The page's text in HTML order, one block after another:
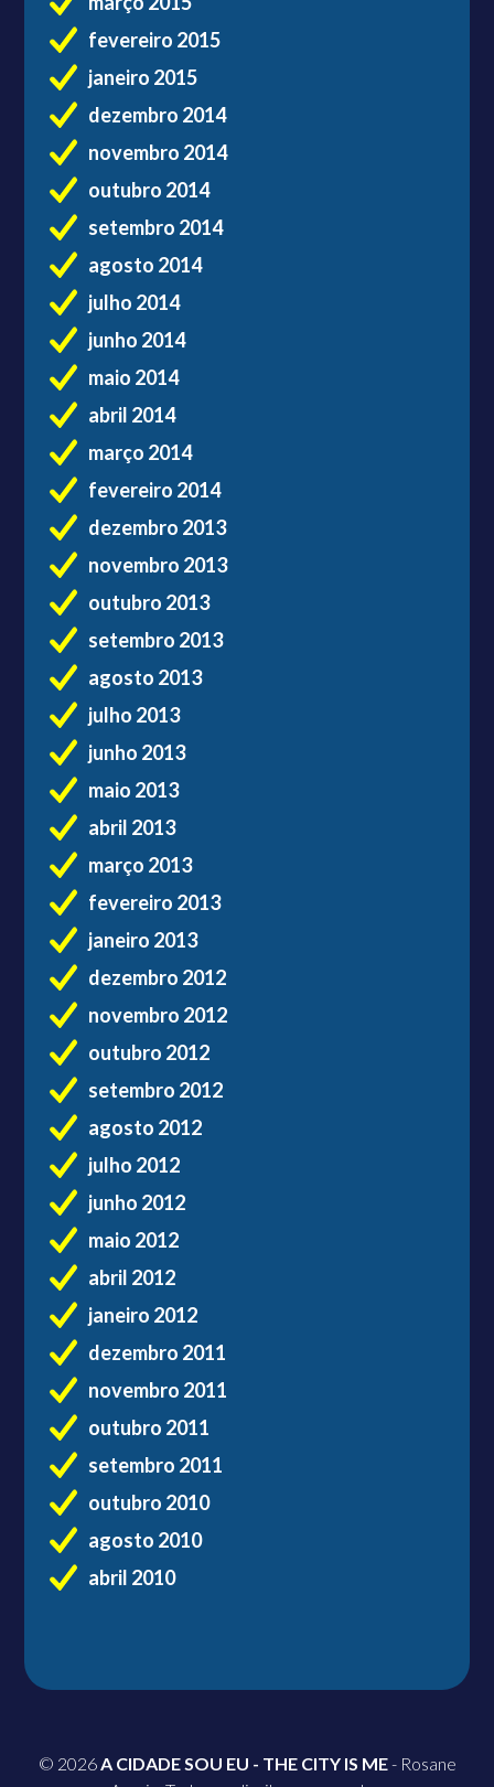
fevereiro 2015
janeiro 2015
dezembro 2014
novembro 2014
outubro 2014
setembro 2014
agosto 2014
julho 2014
junho 2014
maio 2014
abril 2014
março 2014
fevereiro 2014
dezembro 2013
novembro 2013
outubro 2013
setembro 2013
agosto 2013
julho 2013
junho 2013
maio 2013
abril 2013
março 2013
fevereiro 2013
janeiro 2013
dezembro 2012
novembro 2012
outubro 2012
setembro 2012
agosto 2012
julho 2012
junho 2012
maio 2012
abril 2012
janeiro 2012
dezembro 2011
novembro 2011
outubro 2011
setembro 2011
outubro 2010
agosto 2010
abril 2010
© 2026 A CIDADE SOU EU - THE CITY IS ME- Rosane